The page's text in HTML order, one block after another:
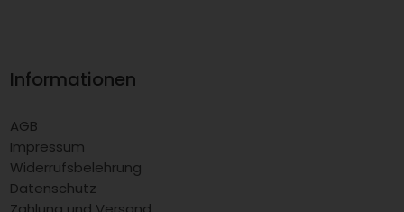
Informationen
AGB
Impressum
Widerrufsbelehrung
Datenschutz